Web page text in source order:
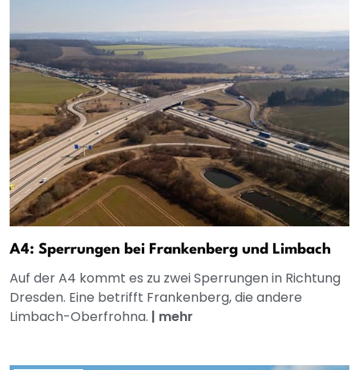
A4: Sperrungen bei Frankenberg und Limbach
Auf der A4 kommt es zu zwei Sperrungen in Richtung
Dresden. Eine betrifft Frankenberg, die andere
Limbach-Oberfrohna. | mehr